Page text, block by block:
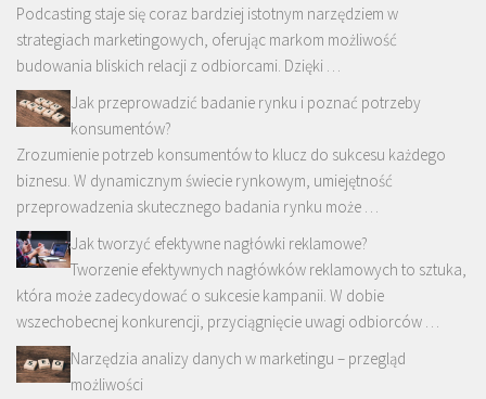
Podcasting staje się coraz bardziej istotnym narzędziem w
strategiach marketingowych, oferując markom możliwość
budowania bliskich relacji z odbiorcami. Dzięki …
Jak przeprowadzić badanie rynku i poznać potrzeby
konsumentów?
Zrozumienie potrzeb konsumentów to klucz do sukcesu każdego
biznesu. W dynamicznym świecie rynkowym, umiejętność
przeprowadzenia skutecznego badania rynku może …
Jak tworzyć efektywne nagłówki reklamowe?
Tworzenie efektywnych nagłówków reklamowych to sztuka,
która może zadecydować o sukcesie kampanii. W dobie
wszechobecnej konkurencji, przyciągnięcie uwagi odbiorców …
Narzędzia analizy danych w marketingu – przegląd
możliwości